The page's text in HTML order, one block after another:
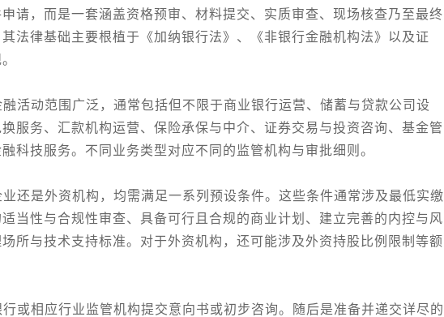
请，而是一套涵盖资格预审、材料提交、实质审查、现场核查乃至最终
法律基础主要根植于《加纳银行法》、《非银行金融机构法》以及证
动范围广泛，通常包括但不限于商业银行运营、储蓄与贷款公司设
服务、汇款机构运营、保险承保与中介、证券交易与投资咨询、基金管
科技服务。不同业务类型对应不同的监管机构与审批细则。
是外资机构，均需满足一系列预设条件。这些条件通常涉及最低实缴
当性与合规性审查、具备可行且合规的商业计划、建立完善的内控与风
所与技术支持标准。对于外资机构，还可能涉及外资持股比例限制等额
相应行业监管机构提交意向书或初步咨询。随后是准备并递交详尽的